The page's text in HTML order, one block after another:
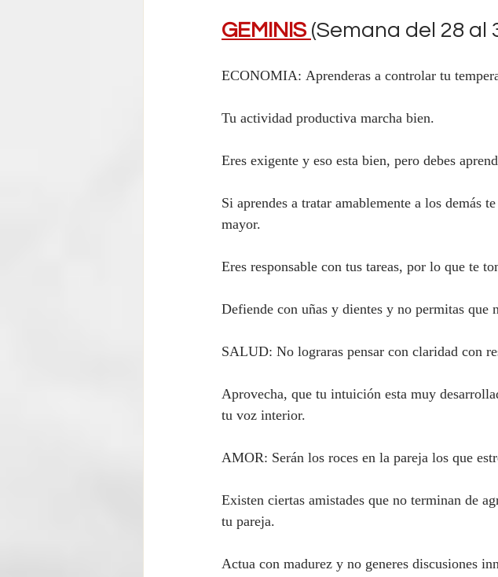
GEMINIS (Semana del 28 al
ECONOMIA: Aprenderas a controlar tu
Tu actividad productiva marcha bien.
Eres exigente y eso esta bien, pero debes
Si aprendes a tratar amablemente a los demás
mayor.
Eres responsable con tus tareas, por lo que te
Defiende con uñas y dientes y no permitas
SALUD: No lograras pensar con claridad con
Aprovecha, que tu intuición esta muy
tu voz interior.
AMOR: Serán los roces en la pareja los que
Existen ciertas amistades que no terminan de
tu pareja.
Actua con madurez y no generes discusiones